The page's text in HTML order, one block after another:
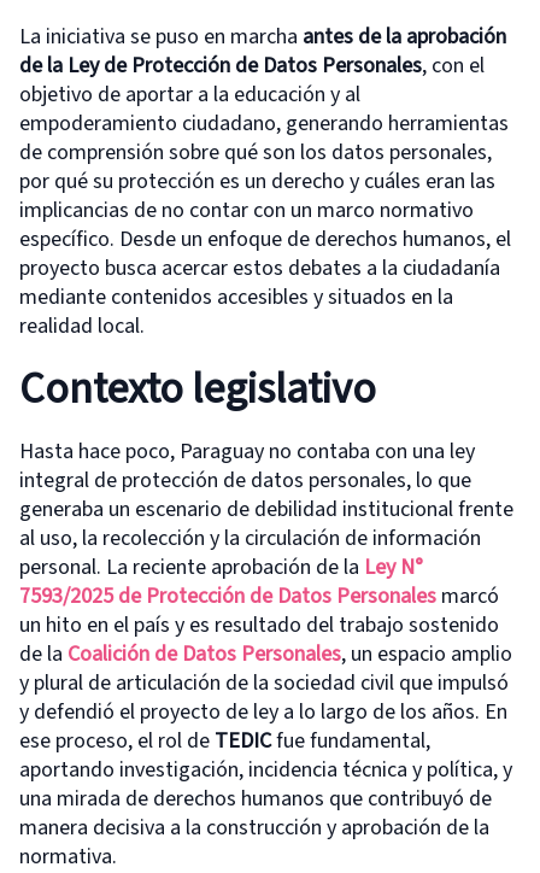
La iniciativa se puso en marcha antes de la aprobación
de la Ley de Protección de Datos Personales, con el
objetivo de aportar a la educación y al
empoderamiento ciudadano, generando herramientas
de comprensión sobre qué son los datos personales,
por qué su protección es un derecho y cuáles eran las
implicancias de no contar con un marco normativo
específico. Desde un enfoque de derechos humanos, el
proyecto busca acercar estos debates a la ciudadanía
mediante contenidos accesibles y situados en la
realidad local.
Contexto legislativo
Hasta hace poco, Paraguay no contaba con una ley
integral de protección de datos personales, lo que
generaba un escenario de debilidad institucional frente
al uso, la recolección y la circulación de información
personal. La reciente aprobación de la Ley N°
7593/2025 de Protección de Datos Personales marcó
un hito en el país y es resultado del trabajo sostenido
de la Coalición de Datos Personales, un espacio amplio
y plural de articulación de la sociedad civil que impulsó
y defendió el proyecto de ley a lo largo de los años. En
ese proceso, el rol de TEDICfue fundamental,
aportando investigación, incidencia técnica y política, y
una mirada de derechos humanos que contribuyó de
manera decisiva a la construcción y aprobación de la
normativa.